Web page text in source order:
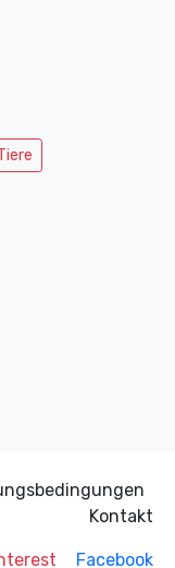
Kontakt
Facebook